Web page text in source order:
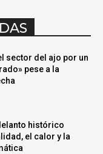
sector del ajo por un
pese a la
histórico
el calor y la